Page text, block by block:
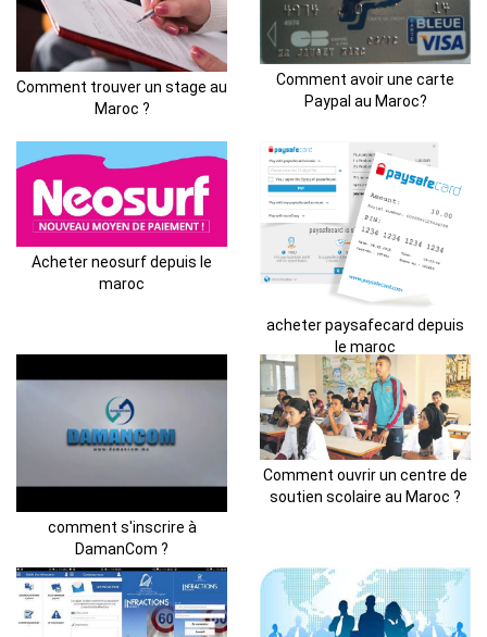
Comment trouver un stage au
Maroc ?
Comment avoir une carte
Paypal au Maroc?
Acheter neosurf depuis le
maroc
acheter paysafecard depuis
le maroc
comment s'inscrire à
DamanCom ?
Comment ouvrir un centre de
soutien scolaire au Maroc ?